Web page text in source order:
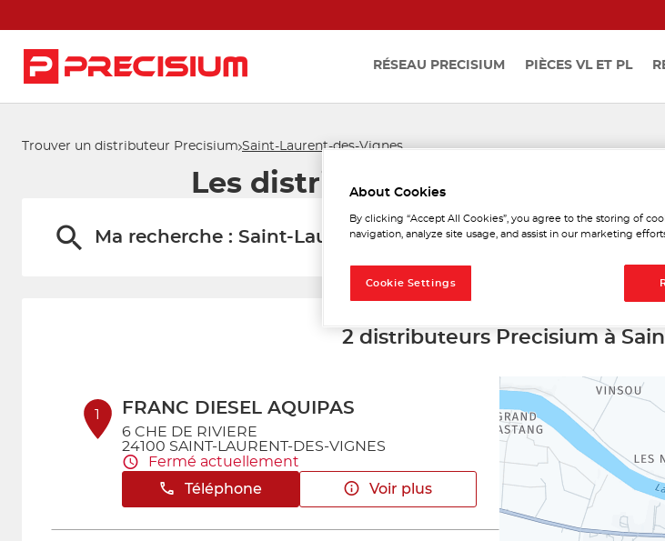
RÉSEAU PRECISIUM PIÈCES VL ET PL
Trouver un distributeur Precisium Saint-Laurent-des-Vignes
Les distributeurs Precisium à
Ma recherche : Saint-Laurent-des-Vignes
2 distributeurs Precisium à
1 FRANC DIESEL AQUIPAS
6 CHE DE RIVIERE
24100 SAINT-LAURENT-DES-VIGNES
Fermé actuellement
Téléphone
Voir plus
About Cookies
By clicking “Accept All Cookies”, you agree to the storing of
navigation, analyze site usage, and assist in our marketing
Cookie Settings